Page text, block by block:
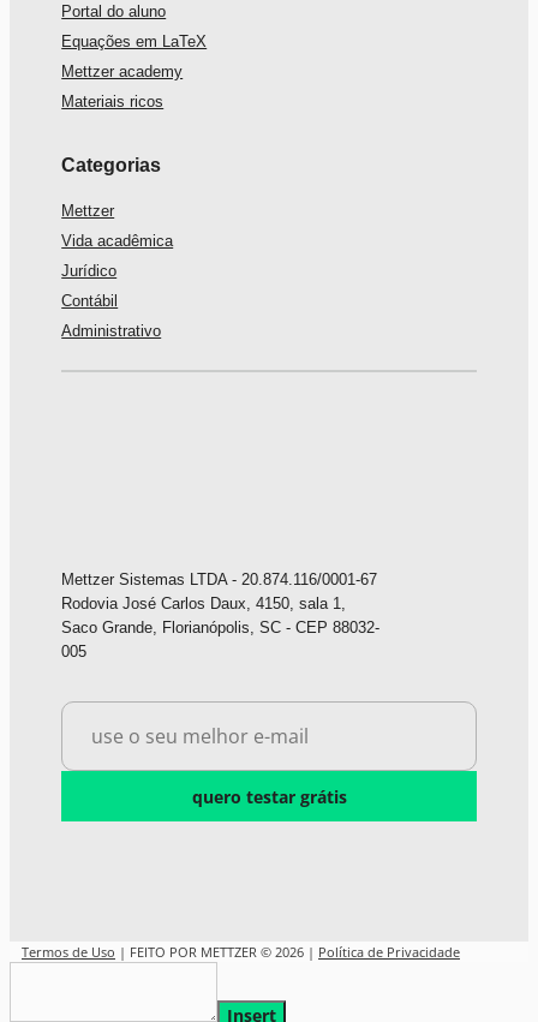
Portal do aluno
Equações em LaTeX
Mettzer academy
Materiais ricos
Categorias
Mettzer
Vida acadêmica
Jurídico
Contábil
Administrativo
Mettzer Sistemas LTDA - 20.874.116/0001-67
Rodovia José Carlos Daux, 4150, sala 1,
Saco Grande, Florianópolis, SC - CEP 88032-
005
quero testar grátis
Termos de Uso | FEITO POR METTZER © 2026 | Política de Privacidade
Insert